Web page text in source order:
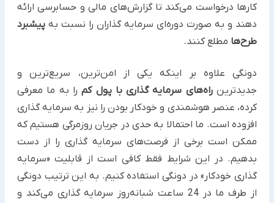
کارها درخواست می‌کند تا گزارش‌های مالی و حسابرسی ارائه
دهند و به صورت دوره‌ای سرمایه گذاران را نسبت به پیشبرد
طرح‌ها مطلع کنند.
دونگی علاوه بر اینکه یکی از امن‌ترین،‌ سریع‌ترین و
جدیدترینراه‌های سرمایه گذاری با پول کمرا به ما معرفی
کرده، عنصر هوشمندی و خودکار بودن را نیز به سرمایه گذاری
افزوده است. ما احتمالا به حدی در جریان روزمرگی هستیم که
ممکن است برخی از فرصت‌های سرمایه گذاری را از دست
بدهیم. در این شرایط فقط کافی است از قابلیت «سرمایه
گذاری خودکار»‌ در دونگی استفاده کنیم. به این ترتیب دونگی
از طرف ما در 24 ساعت شبانه‌روز سرمایه گذاری می‌کند و